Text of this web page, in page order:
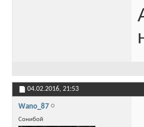
04.02.2016, 21:53
Wano_87
Сонибой